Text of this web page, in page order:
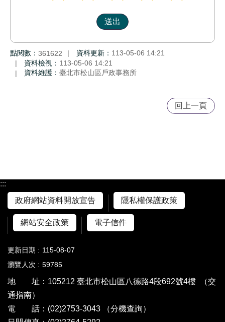
點閱數： 361622 資料更新： 113-05-06 14:21
資料檢視： 113-05-06 14:21
資料維護： 臺北市松山區戶政事務所
回上一頁
:::
政府網站資料開放宣告
隱私權保護政策
網站安全政策 電子信件
更新日期
115-08-07
瀏覽人次
59785
地 址：105212 臺北市松山區八德路4段692號4樓
（交
通指南）
電 話：(02)2753-3043
（分機查詢）